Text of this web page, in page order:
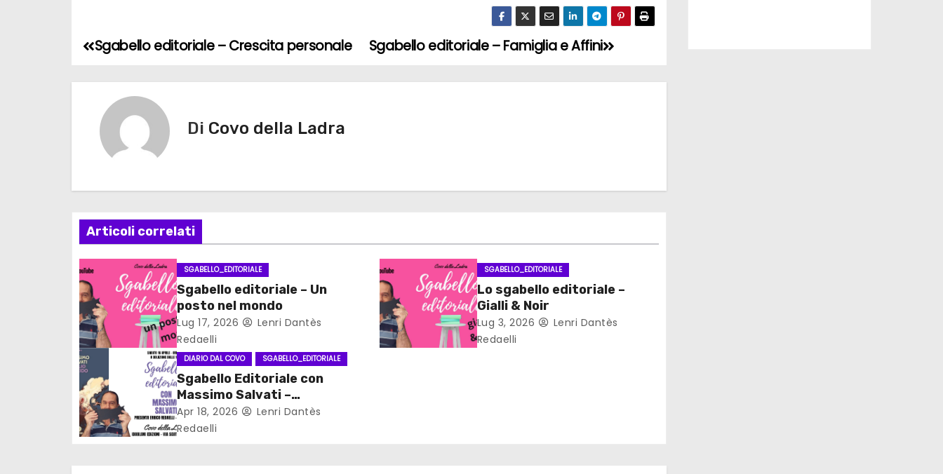
N
a
a
z
i
o
n
e
a
r
t
Sgabello editoriale – Famiglia e Affini
Sgabello editoriale – Crescita personale
Di Covo della Ladra
Articoli correlati
SGABELLO_EDITORIALE
Sgabello editoriale – Un
posto nel mondo
Lug 17, 2026
Lenri Dantès
Redaelli
SGABELLO_EDITORIALE
Lo sgabello editoriale –
Gialli & Noir
Lug 3, 2026
Lenri Dantès
Redaelli
DIARIO DAL COVO SGABELLO_EDITORIALE
Sgabello Editoriale con
Massimo Salvati –
intervista + recensione
Apr 18, 2026
Lenri Dantès
Redaelli